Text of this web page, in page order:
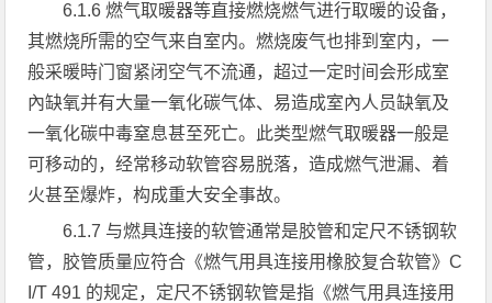
6.1.6 燃气取暖器等直接燃烧燃气进行取暖的设备，
其燃烧所需的空气来自室内。燃烧废气也排到室内，一
般采暖時门窗紧闭空气不流通，超过一定时间会形成室
內缺氧并有大量一氧化碳气体、易造成室內人员缺氧及
一氧化碳中毒窒息甚至死亡。此类型燃气取暖器一般是
可移动的，经常移动软管容易脱落，造成燃气泄漏、着
火甚至爆炸，构成重大安全事故。
6.1.7 与燃具连接的软管通常是胶管和定尺不锈钢软
管，胶管质量应符合《燃气用具连接用橡胶复合软管》C
I/T 491 的规定，定尺不锈钢软管是指《燃气用具连接用